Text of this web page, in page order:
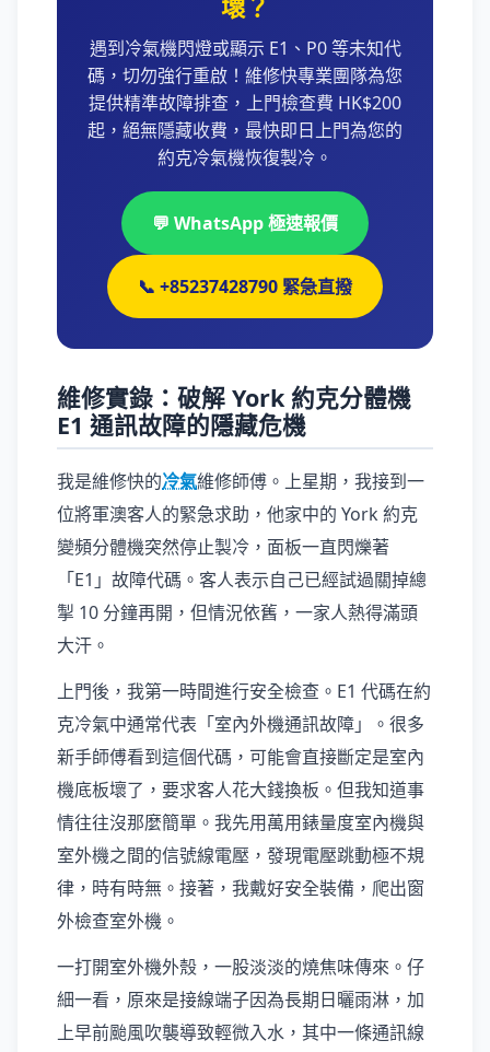
壞？
遇到冷氣機閃燈或顯示 E1、P0 等未知代
碼，切勿強行重啟！維修快專業團隊為您
提供精準故障排查，上門檢查費 HK$200
起，絕無隱藏收費，最快即日上門為您的
約克冷氣機恢復製冷。
💬 WhatsApp 極速報價
📞 +85237428790 緊急直撥
維修實錄：破解 York 約克分體機
E1 通訊故障的隱藏危機
我是維修快的冷氣維修師傅。上星期，我接到一
位將軍澳客人的緊急求助，他家中的 York 約克
變頻分體機突然停止製冷，面板一直閃爍著
「E1」故障代碼。客人表示自己已經試過關掉總
掣 10 分鐘再開，但情況依舊，一家人熱得滿頭
大汗。
上門後，我第一時間進行安全檢查。E1 代碼在約
克冷氣中通常代表「室內外機通訊故障」。很多
新手師傅看到這個代碼，可能會直接斷定是室內
機底板壞了，要求客人花大錢換板。但我知道事
情往往沒那麼簡單。我先用萬用錶量度室內機與
室外機之間的信號線電壓，發現電壓跳動極不規
律，時有時無。接著，我戴好安全裝備，爬出窗
外檢查室外機。
一打開室外機外殼，一股淡淡的燒焦味傳來。仔
細一看，原來是接線端子因為長期日曬雨淋，加
上早前颱風吹襲導致輕微入水，其中一條通訊線